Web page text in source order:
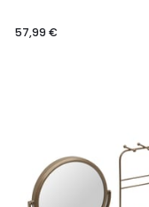
57,99 €